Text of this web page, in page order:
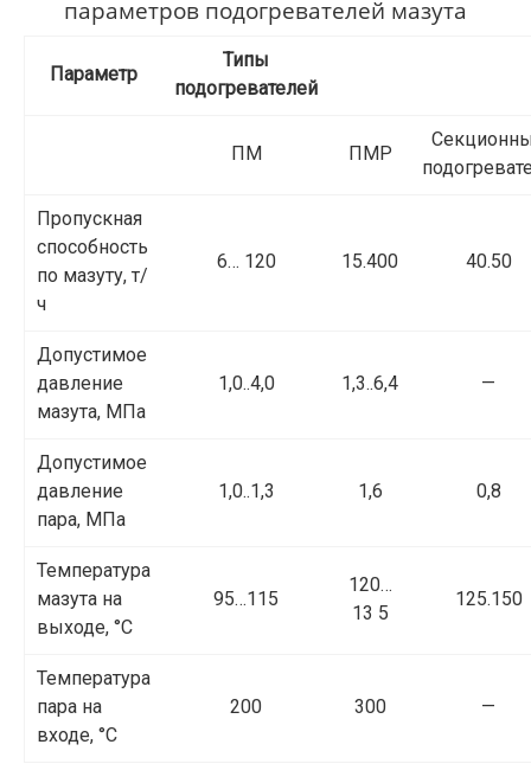
параметров подогревателей мазута
Параметр
Типы
подогревателей
ПМ ПМР
Пропускная
способность
по мазуту, т/
ч
6… 120 15.400 40.50
Допустимое
давление
мазута, МПа
1,0..4,0 1,3..6,4 —
Допустимое
давление
пара, МПа
1,0..1,3 1,6 0,8
Температура
мазута на
выходе, °С
95…115
120…
13 5
125.150
Температура
пара на
входе, °С
200 300 —